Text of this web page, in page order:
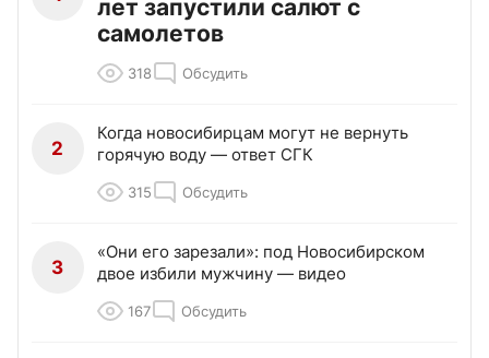
лет запустили салют с
самолетов
318 Обсудить
2
Когда новосибирцам могут не вернуть
горячую воду — ответ СГК
315 Обсудить
3
«Они его зарезали»: под Новосибирском
двое избили мужчину — видео
167 Обсудить